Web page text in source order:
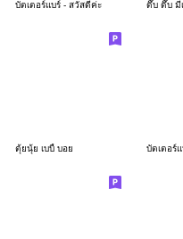
บัตเตอร์แบร์ - สวัสดีค่ะ
ตุ้ยนุ้ย เบบี้ บอย